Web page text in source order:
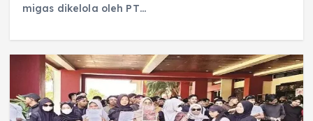
migas dikelola oleh PT…